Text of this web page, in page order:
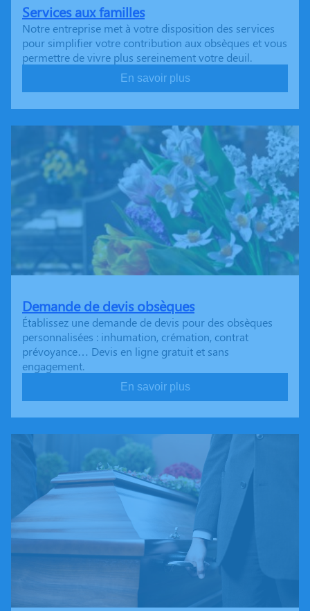
Services aux familles
Notre entreprise met à votre disposition des services
pour simplifier votre contribution aux obsèques et vous
permettre de vivre plus sereinement votre deuil.
En savoir plus
Demande de devis obsèques
Établissez une demande de devis pour des obsèques
personnalisées : inhumation, crémation, contrat
prévoyance… Devis en ligne gratuit et sans
engagement.
En savoir plus